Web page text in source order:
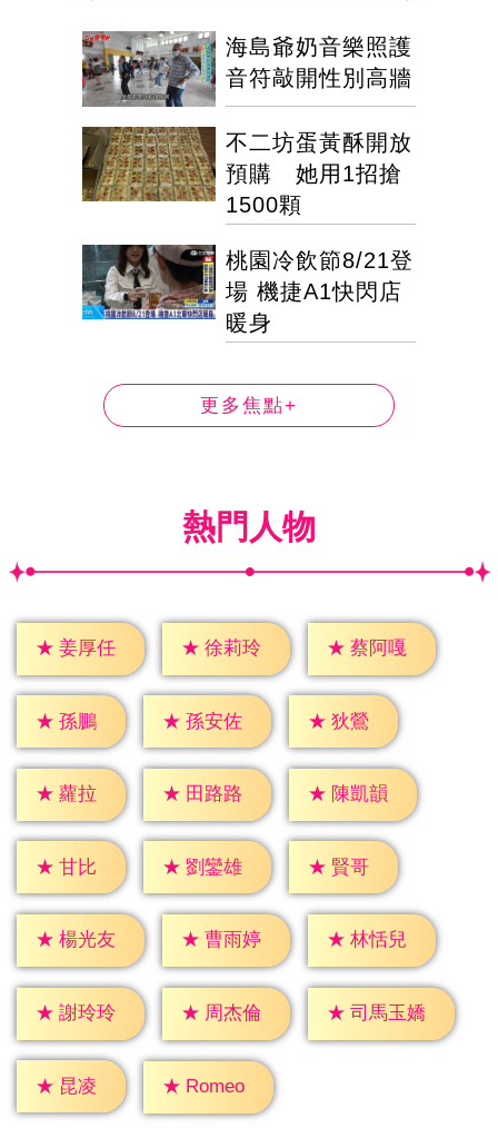
海島爺奶音樂照護
音符敲開性別高牆
不二坊蛋黃酥開放
預購 她用1招搶
1500顆
桃園冷飲節8/21登
場 機捷A1快閃店
暖身
更多焦點+
熱門人物
★ 姜厚任 ★ 徐莉玲 ★ 蔡阿嘎
★ 孫鵬 ★ 孫安佐 ★ 狄鶯
★ 蘿拉 ★ 田路路 ★ 陳凱韻
★ 甘比 ★ 劉鑾雄 ★ 賢哥
★ 楊光友 ★ 曹雨婷 ★ 林恬兒
★ 謝玲玲 ★ 周杰倫 ★ 司馬玉嬌
★ 昆凌 ★ Romeo